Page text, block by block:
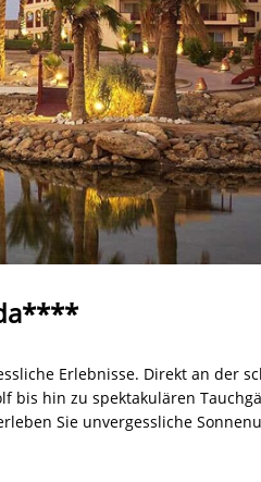
Erlebnisse. Direkt an der
bis hin zu spektakulären
Sie unvergessliche